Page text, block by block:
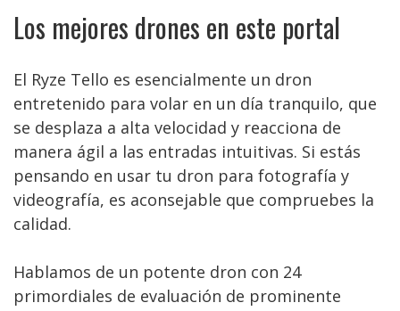
Los mejores drones en este portal
El Ryze Tello es esencialmente un dron
entretenido para volar en un día tranquilo, que
se desplaza a alta velocidad y reacciona de
manera ágil a las entradas intuitivas. Si estás
pensando en usar tu dron para fotografía y
videografía, es aconsejable que compruebes la
calidad.
Hablamos de un potente dron con 24
primordiales de evaluación de prominente